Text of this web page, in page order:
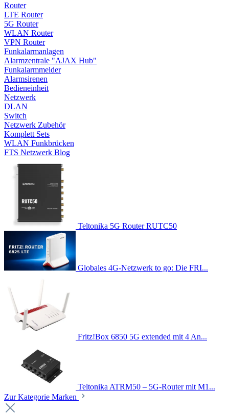
Router
LTE Router
5G Router
WLAN Router
VPN Router
Funkalarmanlagen
Alarmzentrale "AJAX Hub"
Funkalarmmelder
Alarmsirenen
Bedieneinheit
Netzwerk
DLAN
Switch
Netzwerk Zubehör
Komplett Sets
WLAN Funkbrücken
FTS Netzwerk Blog
Teltonika 5G Router RUTC50
Globales 4G-Netzwerk to go: Die FRI...
Fritz!Box 6850 5G extended mit 4 An...
Teltonika ATRM50 – 5G-Router mit M1...
Zur Kategorie Marken